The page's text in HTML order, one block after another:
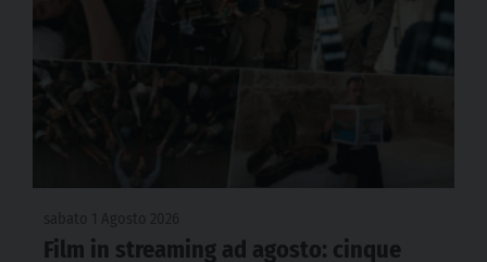
Film in streaming ad agosto: cinque